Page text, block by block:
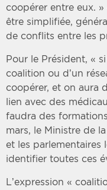
coopérer entre eux. »
être simplifiée,
de conflits entre les
Pour le Président, «
coalition ou d’un
coopérer, et on aura
lien avec des
faudra des
mars, le Ministre de
et les parlementaires
identifier toutes ces
L’expression «